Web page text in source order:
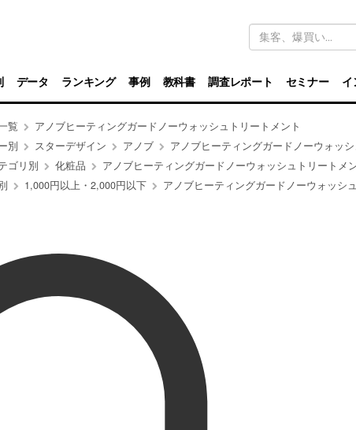
キ
ワ
ド
検
索
データ ランキング 事例 教科書 調査レポート セミナー イ
覧
アノブヒーティングガードノーウォッシュトリートメント
別 スターデザイン アノブ
アノブヒーティングガードノーウォッシュトリー
ゴリ別 化粧品
アノブヒーティングガードノーウォッシュトリートメ
1,000円以上・2,000円以下 アノブヒーティングガードノーウォッシュトリート